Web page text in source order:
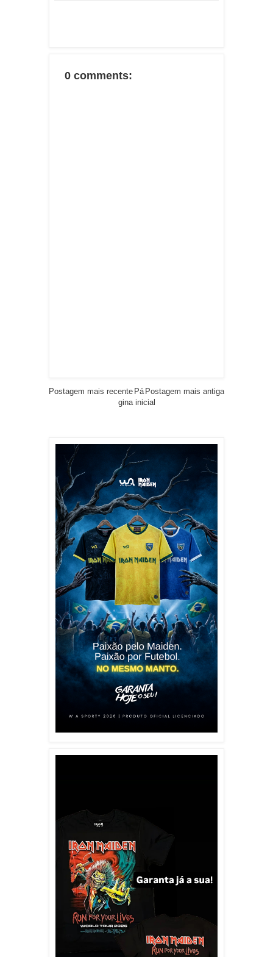
0 comments:
Postagem mais recente Postagem mais antiga
Pá
gina inicial